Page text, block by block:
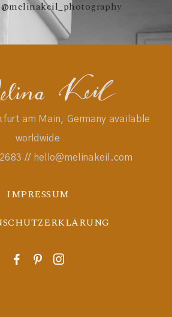
@melinakeil_photography
am Main, Germany available
worldwide
// hello@melinakeil.com
IMPRESSUM
F P I